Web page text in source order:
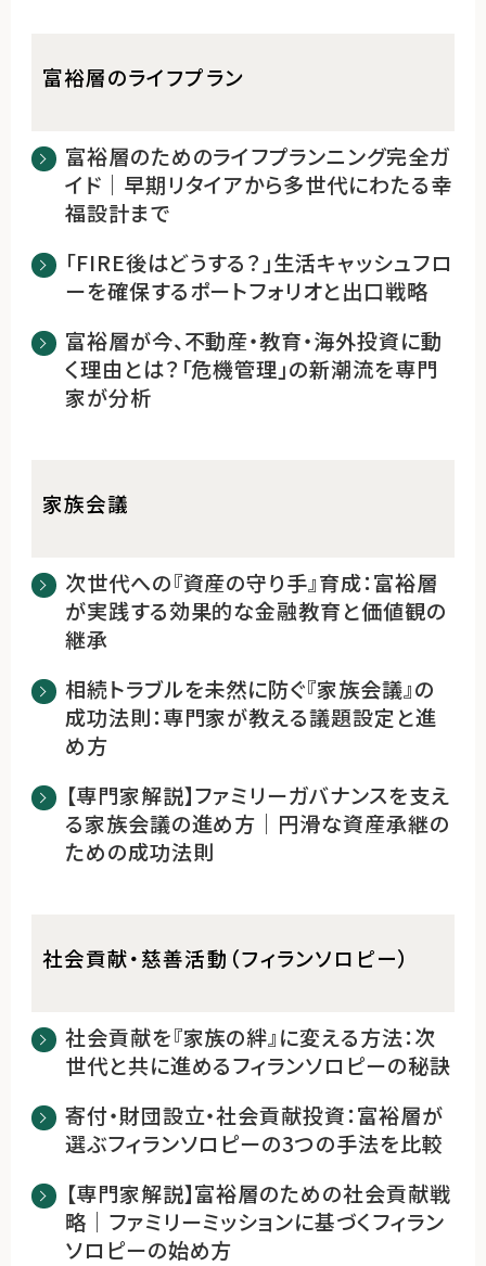
富裕層のライフプラン
富裕層のためのライフプランニング完全ガ
イド｜早期リタイアから多世代にわたる幸
福設計まで
「FIRE後はどうする？」生活キャッシュフロ
ーを確保するポートフォリオと出口戦略
富裕層が今、不動産・教育・海外投資に動
く理由とは？「危機管理」の新潮流を専門
家が分析
家族会議
次世代への『資産の守り手』育成：富裕層
が実践する効果的な金融教育と価値観の
継承
相続トラブルを未然に防ぐ『家族会議』の
成功法則：専門家が教える議題設定と進
め方
【専門家解説】ファミリーガバナンスを支え
る家族会議の進め方｜円滑な資産承継の
ための成功法則
社会貢献・慈善活動（フィランソロピー）
社会貢献を『家族の絆』に変える方法：次
世代と共に進めるフィランソロピーの秘訣
寄付・財団設立・社会貢献投資：富裕層が
選ぶフィランソロピーの3つの手法を比較
【専門家解説】富裕層のための社会貢献戦
略｜ファミリーミッションに基づくフィラン
ソロピーの始め方